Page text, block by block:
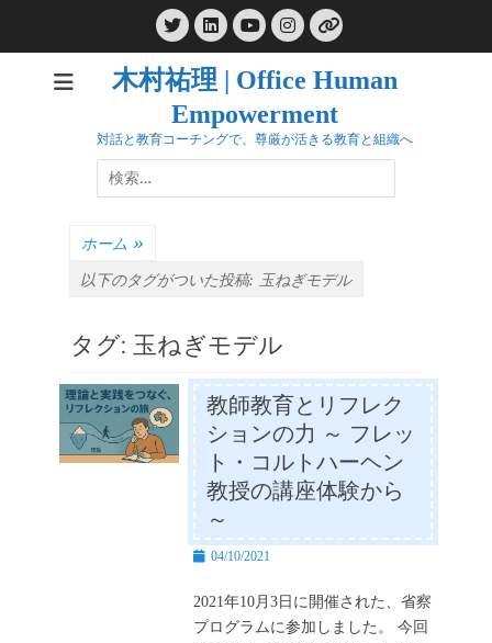
TwitterLinkedIn
YouTube
Instagram
リ
ン
ク
木村祐理 | Office Human
Empowerment
対話と教育コーチングで、尊厳が活きる教育と組織へ
検
索:
ホーム »
以下のタグがついた投稿: 玉ねぎモデル
タグ: 玉ねぎモデル
教師教育とリフレク
ションの力 ～ フレッ
ト・コルトハーヘン
教授の講座体験から
～
投
日
04/10/2021
2021年10月3日に開催された、省察
プログラムに参加しました。 今回